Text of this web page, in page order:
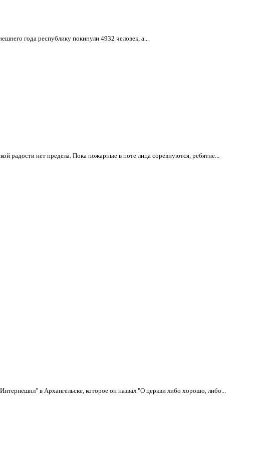
года республику покинули 4932 человек, а...
радости нет предела. Пока пожарные в поте лица соревнуются, ребятне...
в Архангельске, которое он назвал "О церкви либо хорошо, либо...